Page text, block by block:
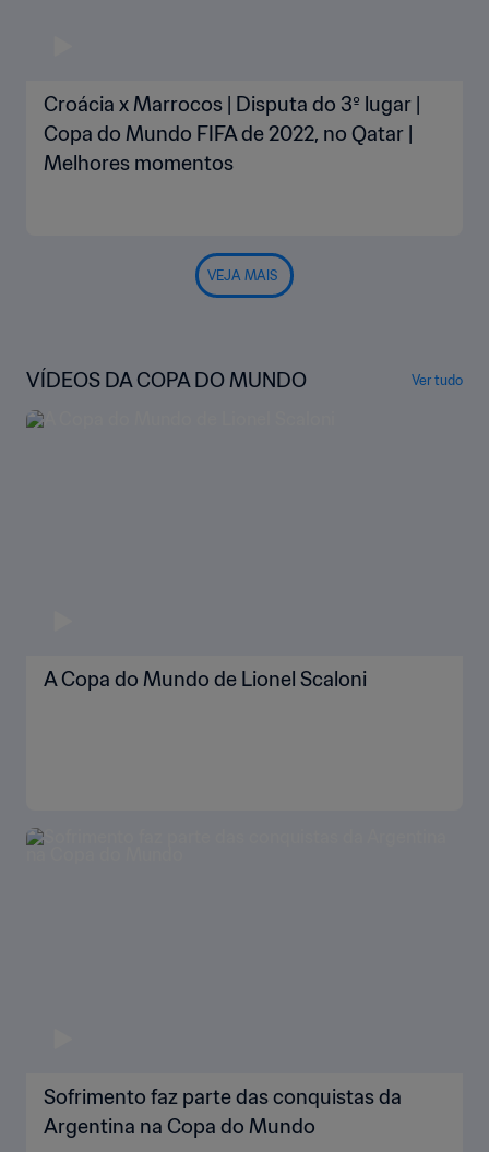
Croácia x Marrocos | Disputa do 3º lugar |
Copa do Mundo FIFA de 2022, no Qatar |
Melhores momentos
VEJA MAIS
VÍDEOS DA COPA DO MUNDO Ver tudo
A Copa do Mundo de Lionel Scaloni
Sofrimento faz parte das conquistas da
Argentina na Copa do Mundo